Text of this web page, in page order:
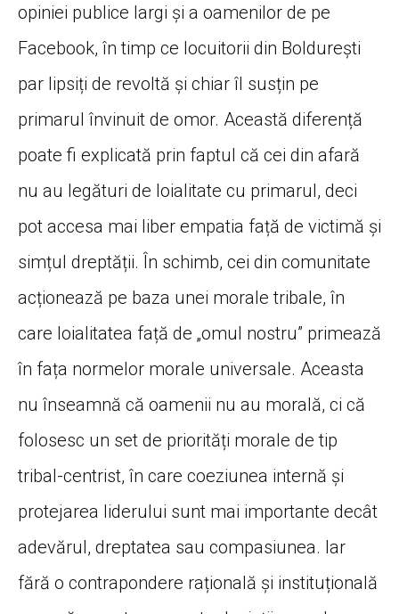
opiniei publice largi și a oamenilor de pe
Facebook, în timp ce locuitorii din Boldurești
par lipsiți de revoltă și chiar îl susțin pe
primarul învinuit de omor. Această diferență
poate fi explicată prin faptul că cei din afară
nu au legături de loialitate cu primarul, deci
pot accesa mai liber empatia față de victimă și
simțul dreptății. În schimb, cei din comunitate
acționează pe baza unei morale tribale, în
care loialitatea față de „omul nostru” primează
în fața normelor morale universale. Aceasta
nu înseamnă că oamenii nu au morală, ci că
folosesc un set de priorități morale de tip
tribal-centrist, în care coeziunea internă și
protejarea liderului sunt mai importante decât
adevărul, dreptatea sau compasiunea. Iar
fără o contrapondere rațională și instituțională